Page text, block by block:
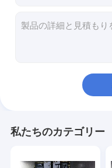
私たちのカテゴリー